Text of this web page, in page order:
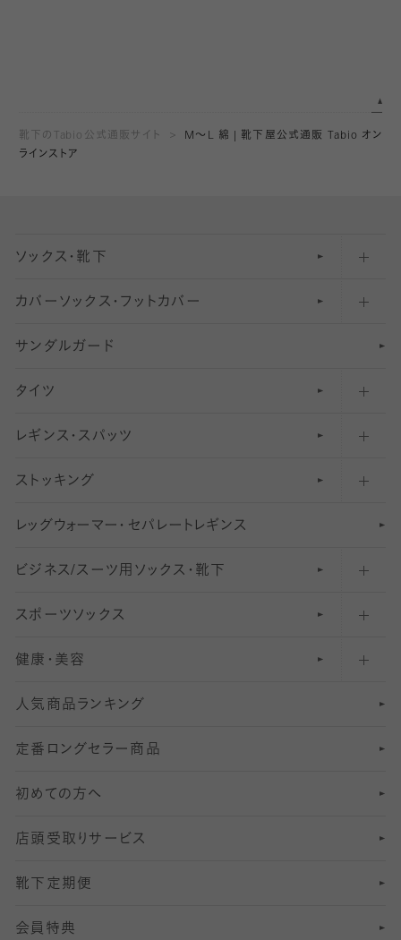
靴下のTabio公式通販サイト
M～L 綿 | 靴下屋公式通販 Tabio オン
ラインストア
ソックス・靴下
五本指ソックス・靴下
足袋ソックス・靴下
無地・プレーンソックス・靴下
柄ソックス・靴下
スニーカー（くるぶし）用ソックス
アンクル・ショートソックス（くるぶし上）
クルーソックス（ふくらはぎ下）
ハイソックス
オーバーニー・ニーハイソックス
カバーソックス・フットカバー
フットカバー・カバーソックス（深め）
フットカバー・カバーソックス（ふつう）
フットカバー・カバーソックス（浅め）
サンダルガード
タイツ
30デニール以下のタイツ（薄手タイツ）
31〜40デニールタイツ
41〜60デニールタイツ
61〜80デニールタイツ
81 〜110デニールタイツ
111〜210デニールタイツ
211デニールタイツ以上（防寒・厚手タイツ）
レギンス・スパッツ
柄レギンス
無地レギンス
レギンスパンツ（レギパン）
マタニティレギンス
5 分丈
6 分丈レギンス
7 分丈 レギンス
8分丈 レギンス
10分丈 レギンス
12分丈レギンス
13分丈レギンス
ストッキング
伝線しにくいストッキング
ショートストッキング
結婚式用ストッキング
美脚ストッキング
オールスルーストッキング
レッ グ ウォー マー ・ セパレー ト レ ギンス
ビジネス/スーツ用 ソックス・靴下
匠シリーズ
フレッシャーズ向けソックス・靴下
冠婚葬祭向けソックス・靴下
スーツカジュアルソックス・靴下
ロングホーズ
スポーツソックス
ランニングソックス・靴下
ゴルフソックス・靴下
サッカー・フットサル用ソックス
ヨガソックス・靴下
スポーツ用レッグウォーマー
SSサイズ（21～23cm）
Sサイズ（22～25cm）
健康・美容
インナーソックス
加圧・着圧ソックス
冷えとり靴下
着圧・加圧タイツ
むくみ対策
足の疲れ対策
人気商品ランキング
定番ロングセラー商品
初めての方へ
店頭受取りサービス
靴下定期便
会員特典